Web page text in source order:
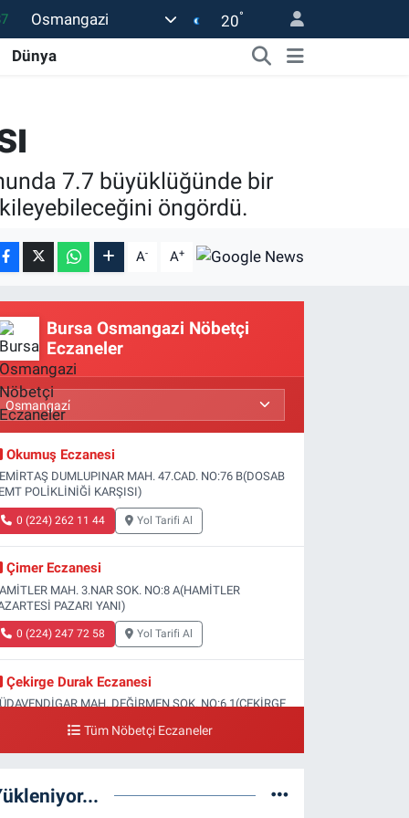
Osmangazi 20°
Dünya
7.7 büyüklüğünde bir
öngördü.
A- A+
Bursa Osmangazi Nöbetçi
Eczaneler
Okumuş Eczanesi
DUMLUPINAR MAH. 47.CAD. NO:76 B(DOSAB
POLİKLİNİĞİ KARŞISI)
0 (224) 262 11 44 Yol Tarifi Al
Çimer Eczanesi
MAH. 3.NAR SOK. NO:8 A(HAMİTLER
PAZARI YANI)
0 (224) 247 72 58 Yol Tarifi Al
Çekirge Durak Eczanesi
MAH. DEĞİRMEN SOK. NO:6 1(ÇEKİRGE
Engin Eczanesi
Tüm Nöbetçi Eczaneler